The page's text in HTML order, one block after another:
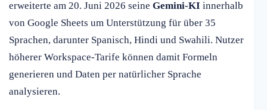
erweiterte am 20. Juni 2026 seine Gemini-KI innerhalb
von Google Sheets um Unterstützung für über 35
Sprachen, darunter Spanisch, Hindi und Swahili. Nutzer
höherer Workspace-Tarife können damit Formeln
generieren und Daten per natürlicher Sprache
analysieren.